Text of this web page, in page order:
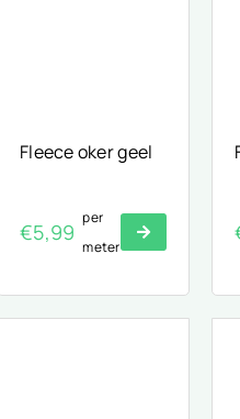
Fleece oker geel
€5,99
per
meter